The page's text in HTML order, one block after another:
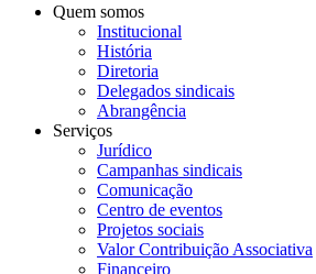
Quem somos
Institucional
História
Diretoria
Delegados sindicais
Abrangência
Serviços
Jurídico
Campanhas sindicais
Comunicação
Centro de eventos
Projetos sociais
Valor Contribuição Associativa
Financeiro